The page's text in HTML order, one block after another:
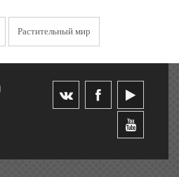
Растительный мир